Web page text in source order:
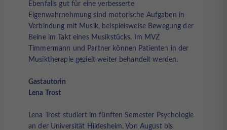
Ebenfalls gut für eine verbesserte
Eigenwahrnehmung sind motorische Aufgaben in
Verbindung mit Musik, beispielsweise Bewegung der
Beine im Takt eines Musikstücks. Im MVZ
Timmermann und Partner können Patienten in der
Musiktherapie gezielt weiter behandelt werden.
Gastautorin
Lena Trost
Lena Trost studiert im fünften Semester Psychologie
an der Universität Hildesheim. Von August bis